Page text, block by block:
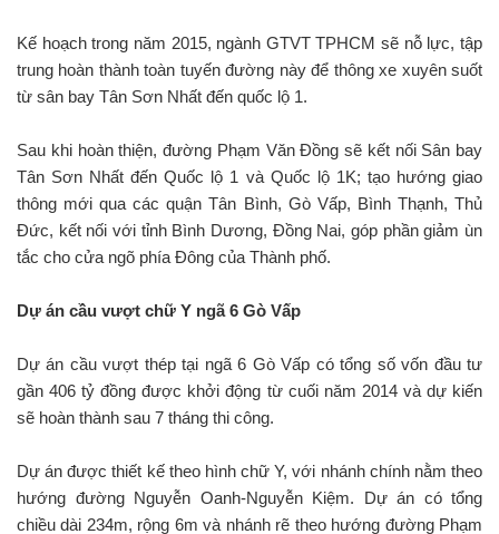
Kế hoạch trong năm 2015, ngành GTVT TPHCM sẽ nỗ lực, tập
trung hoàn thành toàn tuyến đường này để thông xe xuyên suốt
từ sân bay Tân Sơn Nhất đến quốc lộ 1.
Sau khi hoàn thiện, đường Phạm Văn Đồng sẽ kết nối Sân bay
Tân Sơn Nhất đến Quốc lộ 1 và Quốc lộ 1K; tạo hướng giao
thông mới qua các quận Tân Bình, Gò Vấp, Bình Thạnh, Thủ
Đức, kết nối với tỉnh Bình Dương, Đồng Nai, góp phần giảm ùn
tắc cho cửa ngõ phía Đông của Thành phố.
Dự án cầu vượt chữ Y ngã 6 Gò Vấp
Dự án cầu vượt thép tại ngã 6 Gò Vấp có tổng số vốn đầu tư
gần 406 tỷ đồng được khởi động từ cuối năm 2014 và dự kiến
sẽ hoàn thành sau 7 tháng thi công.
Dự án được thiết kế theo hình chữ Y, với nhánh chính nằm theo
hướng đường Nguyễn Oanh-Nguyễn Kiệm. Dự án có tổng
chiều dài 234m, rộng 6m và nhánh rẽ theo hướng đường Phạm